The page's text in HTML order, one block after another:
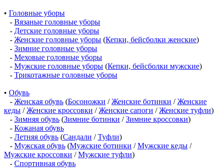
• Головные уборы
- Вязаные головные уборы
- Детские головные уборы
- Женские головные уборы (Кепки, бейсболки женские)
- Зимние головные уборы
- Меховые головные уборы
- Мужские головные уборы (Кепки, бейсболки мужские)
- Трикотажные головные уборы
• Обувь
- Женская обувь (Босоножки /Женские ботинки /Женские
кеды /Женские кроссовки /Женские сапоги /Женские туфли)
- Зимняя обувь (Зимние ботинки /Зимние кроссовки)
- Кожаная обувь
- Летняя обувь (Сандали /Туфли)
- Мужская обувь (Мужские ботинки /Мужские кеды /
Мужские кроссовки /Мужские туфли)
- Спортивная обувь